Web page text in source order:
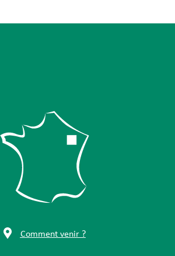
Comment venir ?